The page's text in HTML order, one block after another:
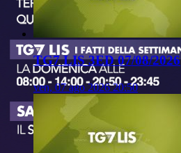
TG7 LIS 3ED 07/08/2026
ven, 07 ago 2026 20:50